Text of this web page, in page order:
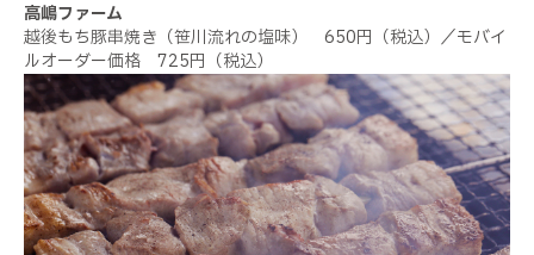
高嶋ファーム
越後もち豚串焼き（笹川流れの塩味） 650円（税込）／モバイ
ルオーダー価格 725円（税込）